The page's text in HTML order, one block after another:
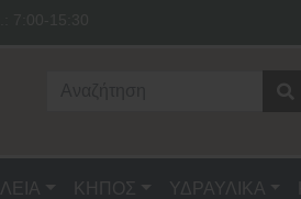
ΚΗΠΟΣ ΥΔΡΑΥΛΙΚΑ